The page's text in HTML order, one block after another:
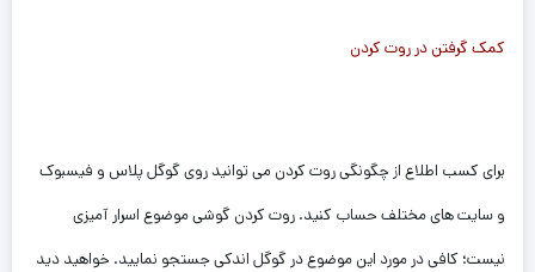
کمک گرفتن در روت کردن
برای کسب اطلاع از چگونگی روت کردن می توانید روی گوگل پلاس و فیسبوک
و سایت های مختلف حساب کنید. روت کردن گوشی موضوع اسرار آمیزی
نیست؛ کافی در مورد این موضوع در گوگل اندکی جستجو نمایید. خواهید دید